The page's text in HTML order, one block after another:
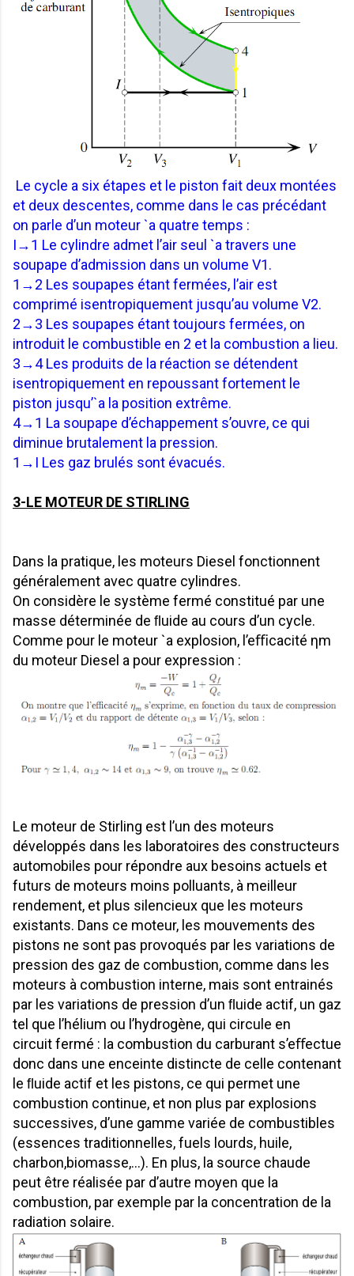
Le cycle a six étapes et le piston fait deux montées
et deux descentes, comme dans le cas précédant
on parle d’un moteur `a quatre temps :
I→1 Le cylindre admet l’air seul `a travers une
soupape d’admission dans un volume V1.
1→2 Les soupapes étant fermées, l’air est
comprimé isentropiquement jusqu’au volume V2.
2→3 Les soupapes étant toujours fermées, on
introduit le combustible en 2 et la combustion a lieu.
3→4 Les produits de la réaction se détendent
isentropiquement en repoussant fortement le
piston jusqu’`a la position extrême.
4→1 La soupape d’échappement s’ouvre, ce qui
diminue brutalement la pression.
1→I Les gaz bru lés sont évacués.
3-LE MOTEUR DE STIRLING
Dans la pratique, les moteurs Diesel fonctionnent
généralement avec quatre cylindres.
On considère le système fermé constitué par une
masse déterminée de ﬂuide au cours d’un cycle.
Comme pour le moteur `a explosion, l’eﬃcacité ηm
du moteur Diesel a pour expression :
Le moteur de Stirling est l’un des moteurs
développés dans les laboratoires des constructeurs
automobiles pour répondre aux besoins actuels et
futurs de moteurs moins polluants, à meilleur
rendement, et plus silencieux que les moteurs
existants. Dans ce moteur, les mouvements des
pistons ne sont pas provoqués par les variations de
pression des gaz de combustion, comme dans les
moteurs à combustion interne, mais sont entrainés
par les variations de pression d’un ﬂuide actif, un gaz
tel que l’hélium ou l’hydrogène, qui circule en
circuit fermé : la combustion du carburant s’eﬀectue
donc dans une enceinte distincte de celle contenant
le ﬂuide actif et les pistons, ce qui permet une
combustion continue, et non plus par explosions
successives, d’une gamme variée de combustibles
(essences traditionnelles, fuels lourds, huile,
charbon,biomasse,...). En plus, la source chaude
peut être réalisée par d’autre moyen que la
combustion, par exemple par la concentration de la
radiation solaire.